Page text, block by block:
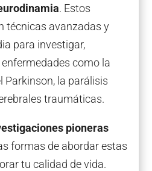
. Estos
técnicas avanzadas y
para investigar,
como la
Parkinson, la parálisis
traumáticas.
pioneras
formas de abordar estas
tu calidad de vida.